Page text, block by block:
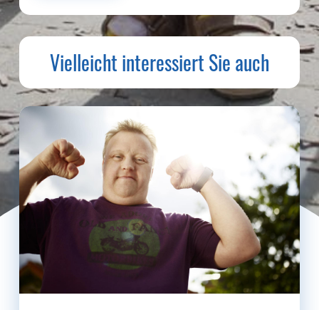
leer.
Vielleicht interessiert Sie auch